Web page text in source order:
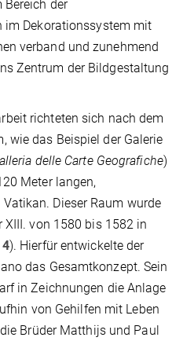
Bereich der
im Dekorationssystem mit
verband und zunehmend
Zentrum der Bildgestaltung
richteten sich nach dem
wie das Beispiel der Galerie
delle Carte Geografiche)
Meter langen,
Dieser Raum wurde
von 1580 bis 1582 in
). Hierfür entwickelte der
das Gesamtkonzept. Sein
in Zeichnungen die Anlage
von Gehilfen mit Leben
Brüder Matthijs und Paul